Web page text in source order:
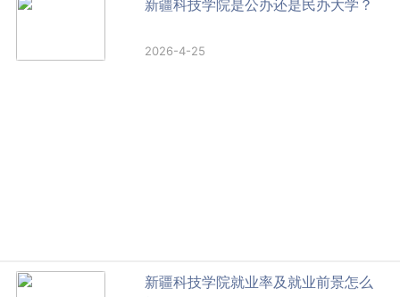
新疆科技学院是公办还是民办大学？
2026-4-25
新疆科技学院就业率及就业前景怎么